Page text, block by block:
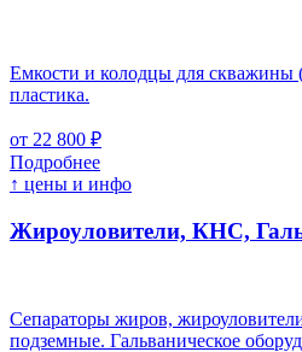
Емкости и колодцы для скважины
пластика.
от 22 800 ₽
Подробнее
↑ цены и инфо
Жироуловители, КНС,
Сепараторы жиров,
подземные. Гальваническое